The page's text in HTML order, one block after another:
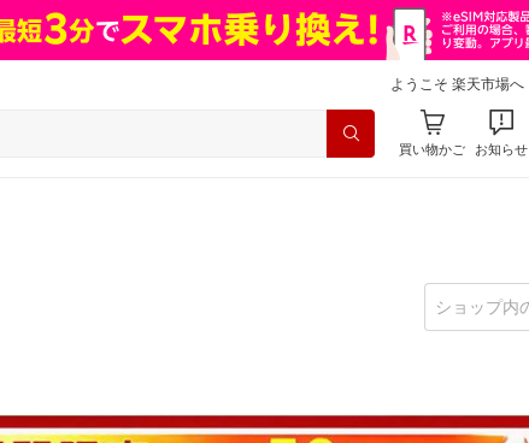
ようこそ 楽天市場へ
買い物かご お知らせ